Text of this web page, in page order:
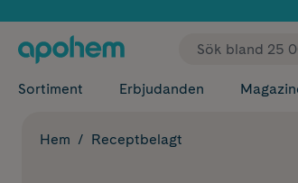
Sortiment Erbjudanden
Hem Receptbelagt